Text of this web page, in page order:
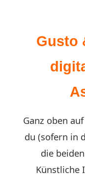
Gusto
Ganz oben
du (sofern in
die
Künstliche